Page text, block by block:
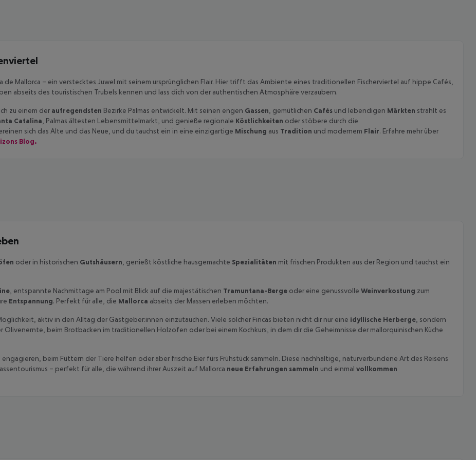
de Mallorca – ein verstecktes Juwel mit seinem ursprünglichen Flair. Hier trifft das Ambiente eines traditionellen Fischerviertel auf hippe Cafés,
abseits des touristischen Trubels kennen und lass dich von der authentischen Atmosphäre verzaubern.
zu einem der aufregendsten Bezirke Palmas entwickelt. Mit seinen engen Gassen , gemütlichen Cafés und lebendigen Märkten strahlt es
Catalina , Palmas ältesten Lebensmittelmarkt, und genieße regionale Köstlichkeiten oder stöbere durch die
sich das Alte und das Neue, und du tauchst ein in eine einzigartige Mischung aus Tradition und modernem Flair. Erfahre mehr über
Blog.
oder in historischen Gutshäusern , genießt köstliche hausgemachte Spezialitäten mit frischen Produkten aus der Region und tauchst ein
, entspannte Nachmittage am Pool mit Blick auf die majestätischen Tramuntana-Berge oder eine genussvolle Weinverkostung zum
Entspannung. Perfekt für alle, die Mallorca abseits der Massen erleben möchten.
aktiv in den Alltag der Gastgeber:innen einzutauchen. Viele solcher Fincas bieten nicht dir nur eine idyllische Herberge , sondern
Olivenernte, beim Brotbacken im traditionellen Holzofen oder bei einem Kochkurs, in dem dir die Geheimnisse der mallorquinischen Küche
beim Füttern der Tiere helfen oder aber frische Eier fürs Frühstück sammeln. Diese nachhaltige, naturverbundene Art des Reisens
– perfekt für alle, die während ihrer Auszeit auf Mallorca neue Erfahrungen sammeln und einmal vollkommen